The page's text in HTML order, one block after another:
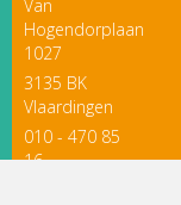
Van
Hogendorplaan
1027
3135 BK
Vlaardingen
010 - 470 85
16